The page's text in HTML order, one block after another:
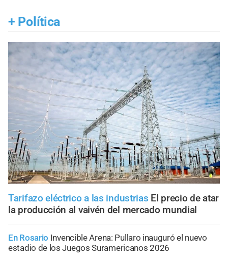
+ Política
Tarifazo eléctrico a las industrias El precio de atar
la producción al vaivén del mercado mundial
En Rosario Invencible Arena: Pullaro inauguró el nuevo
estadio de los Juegos Suramericanos 2026